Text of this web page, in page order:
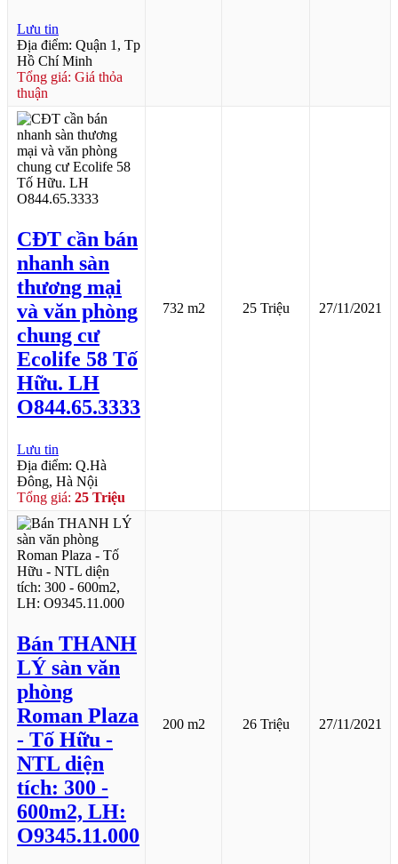
Lưu tin
Địa điểm: Quận 1, Tp
Hồ Chí Minh
Tổng giá: Giá thỏa
thuận
CĐT cần bán
nhanh sàn
thương mại
và văn phòng
chung cư
Ecolife 58 Tố
Hữu. LH
O844.65.3333
Lưu tin
Địa điểm: Q.Hà
Đông, Hà Nội
Tổng giá: 25 Triệu
732 m2 25 Triệu 27/11/2021
Bán THANH
LÝ sàn văn
phòng
Roman Plaza
- Tố Hữu -
NTL diện
tích: 300 -
600m2, LH:
O9345.11.000
200 m2 26 Triệu 27/11/2021